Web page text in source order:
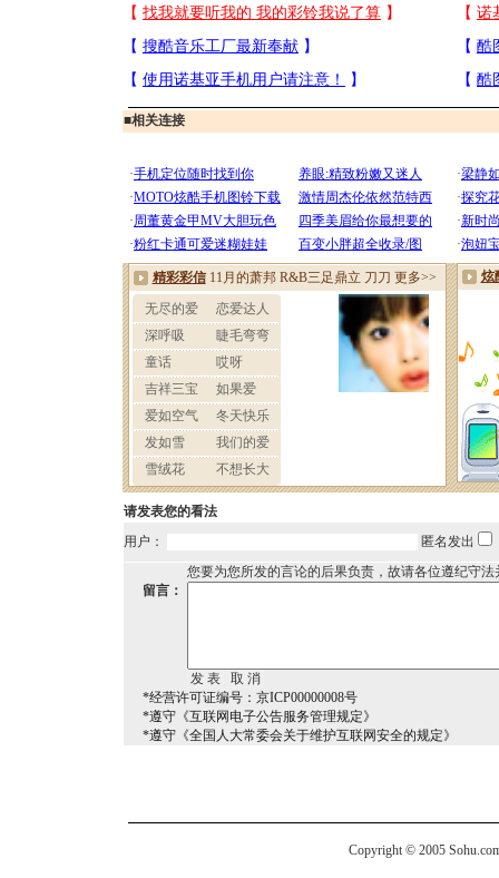
■相关连接
请发表您的看法
用户：
匿名发出
您要为您所发的言论的后果负责，故请各位遵纪守
留言：
*经营许可证编号：京ICP00000008号
*遵守《互联网电子公告服务管理规定》
*遵守《全国人大常委会关于维护互联网安全的规定》
Copyright © 2005